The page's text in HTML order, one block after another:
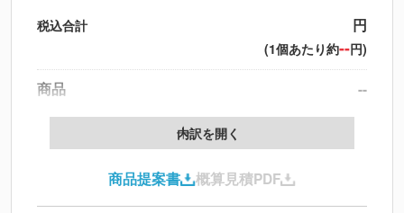
税込合計 円
(1個あたり約--円)
商品
--
製版代
印刷代
北海道・沖縄・離島 別途
内訳を開く
商品提案書 概算見積PDF